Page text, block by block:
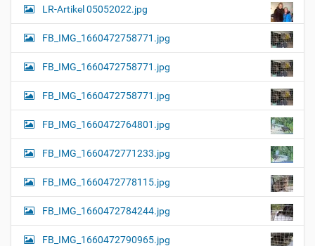
LR-Artikel 05052022.jpg
FB_IMG_1660472758771.jpg
FB_IMG_1660472758771.jpg
FB_IMG_1660472758771.jpg
FB_IMG_1660472764801.jpg
FB_IMG_1660472771233.jpg
FB_IMG_1660472778115.jpg
FB_IMG_1660472784244.jpg
FB_IMG_1660472790965.jpg